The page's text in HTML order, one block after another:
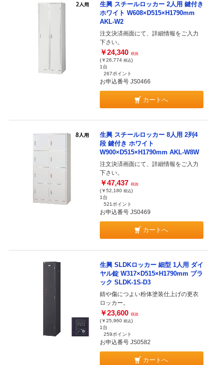
生興 スチールロッカー 2人用 鍵付き
ホワイト W608×D515×H1790mm
AKL-W2
注文決済画面にて、詳細情報をご入力
下さい。
￥24,340 税抜
(￥26,774 税込)
1台
267ポイント
お申込番号 JS0466
カートへ
生興 スチールロッカー 8人用 2列4
段 鍵付き ホワイト
W900×D515×H1790mm AKL-W8W
注文決済画面にて、詳細情報をご入力
下さい。
￥47,437 税抜
(￥52,180 税込)
1台
521ポイント
お申込番号 JS0469
カートへ
生興 SLDKロッカー 細型 1人用 ダイ
ヤル錠 W317×D515×H1790mm ブラ
ック SLDK-1S-D3
錆や傷につよい粉体塗装仕上げの更衣
ロッカー。
￥23,600 税抜
(￥25,960 税込)
1台
259ポイント
お申込番号 JS0582
カートへ